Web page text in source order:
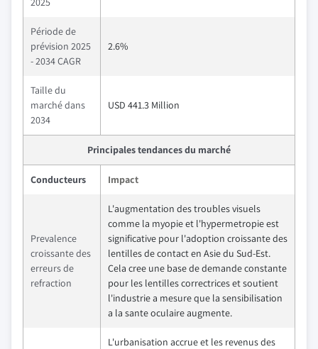
Période de
prévision 2025
- 2034 CAGR
2.6%
Taille du
marché dans
2034
USD 441.3 Million
Principales tendances du marché
Conducteurs Impact
Prevalence
croissante des
erreurs de
refraction
L'augmentation des troubles visuels
comme la myopie et l'hypermetropie est
significative pour l'adoption croissante des
lentilles de contact en Asie du Sud-Est.
Cela cree une base de demande constante
pour les lentilles correctrices et soutient
l'industrie a mesure que la sensibilisation
a la sante oculaire augmente.
L'urbanisation accrue et les revenus des